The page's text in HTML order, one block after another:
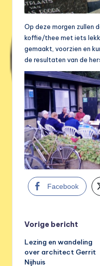
Op deze morgen zullen
koffie/thee met iets
gemaakt, voorzien en
de resultaten van de
Facebook
Bericht
navigatie
Vorige bericht
Lezing en wandeling
over architect Gerrit
Nijhuis